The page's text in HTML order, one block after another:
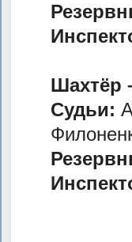
Шахтёр
Судьи: